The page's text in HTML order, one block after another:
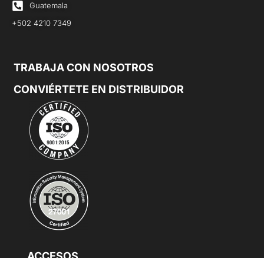
Guatemala
+502 4210 7349
TRABAJA CON NOSOTROS
CONVIÉRTETE EN DISTRIBUIDOR